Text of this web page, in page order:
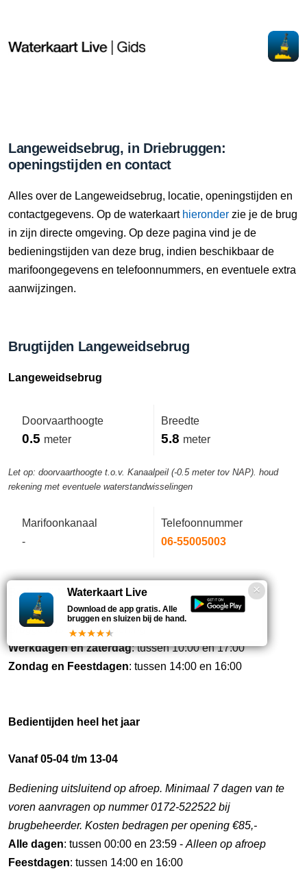
Langeweidsebrug, in Driebruggen:
openingstijden en contact
Alles over de Langeweidsebrug, locatie, openingstijden en
contactgegevens. Op de waterkaart hieronder zie je de brug
in zijn directe omgeving. Op deze pagina vind je de
bedieningstijden van deze brug, indien beschikbaar de
marifoongegevens en telefoonnummers, en eventuele extra
aanwijzingen.
Brugtijden Langeweidsebrug
Langeweidsebrug
Doorvaarthoogte
0.5 meter
Breedte
5.8 meter
Let op: doorvaarthoogte t.o.v. Kanaalpeil (-0.5 meter tov NAP). houd
rekening met eventuele waterstandwisselingen
Marifoonkanaal
-
Telefoonnummer
06-55005003
Bedientijden deze week
Bruggeld is €2,- per opening
Werkdagen en zaterdag: tussen 10:00 en 17:00
Zondag en Feestdagen: tussen 14:00 en 16:00
Bedientijden heel het jaar
Vanaf 05-04 t/m 13-04
Bediening uitsluitend op afroep. Minimaal 7 dagen van te
voren aanvragen op nummer 0172-522522 bij
brugbeheerder. Kosten bedragen per opening €85,-
Alle dagen: tussen 00:00 en 23:59 - Alleen op afroep
Feestdagen: tussen 14:00 en 16:00
Waterkaart Live
Download de app gratis. Alle
bruggen en sluizen bij de hand.